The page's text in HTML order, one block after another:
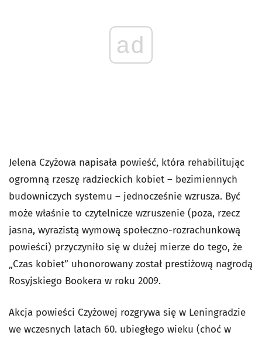
ad
Jelena Czyżowa napisała powieść, która rehabilitując
ogromną rzeszę radzieckich kobiet – bezimiennych
budowniczych systemu – jednocześnie wzrusza. Być
może właśnie to czytelnicze wzruszenie (poza, rzecz
jasna, wyrazistą wymową społeczno-rozrachunkową
powieści) przyczyniło się w dużej mierze do tego, że
„Czas kobiet” uhonorowany został prestiżową nagrodą
Rosyjskiego Bookera w roku 2009.
Akcja powieści Czyżowej rozgrywa się w Leningradzie
we wczesnych latach 60. ubiegłego wieku (choć w